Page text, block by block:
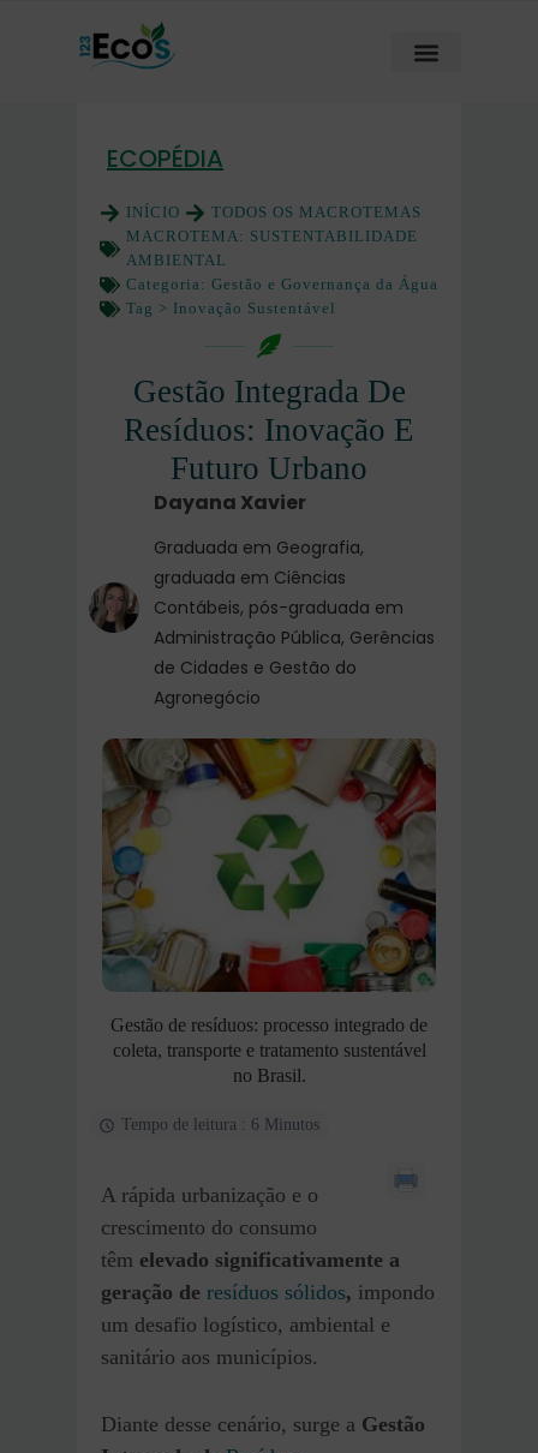
ECOPÉDIA
INÍCIO
TODOS OS MACROTEMAS
MACROTEMA: SUSTENTABILIDADE
AMBIENTAL
Categoria: Gestão e Governança da Água
Tag > Inovação Sustentável
Gestão Integrada De
Resíduos: Inovação E
Futuro Urbano
Dayana Xavier
Graduada em Geografia,
graduada em Ciências
Contábeis, pós-graduada em
Administração Pública, Gerências
de Cidades e Gestão do
Agronegócio
Gestão de resíduos: processo integrado de
coleta, transporte e tratamento sustentável
no Brasil.
Tempo de leitura : 6 Minutos
A rápida urbanização e o
crescimento do consumo
têm elevado significativamente a
geração de resíduos sólidos, impondo
um desafio logístico, ambiental e
sanitário aos municípios.
Diante desse cenário, surge a Gestão